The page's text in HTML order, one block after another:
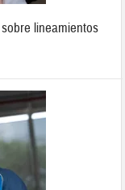
lineamientos